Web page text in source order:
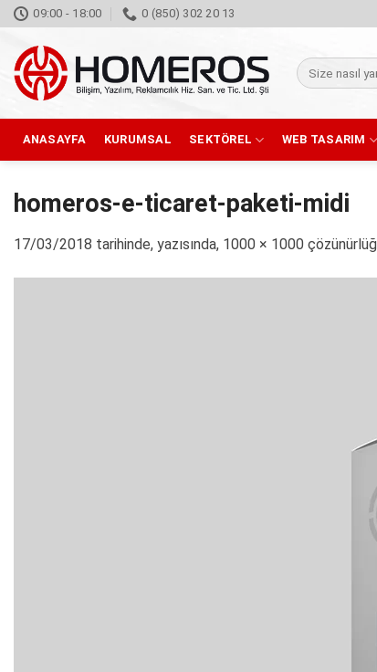
İçeriğe
atla
09:00 - 18:00 0 (850) 302 20 13
Ara:
ANASAYFA KURUMSAL SEKTÖREL WEB TASARIM
homeros-e-ticaret-paketi-midi
17/03/2018 tarihinde, yazısında, 1000 × 1000